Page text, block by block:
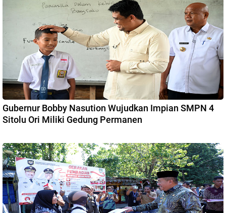
Gubernur Bobby Nasution Wujudkan Impian SMPN 4
Sitolu Ori Miliki Gedung Permanen